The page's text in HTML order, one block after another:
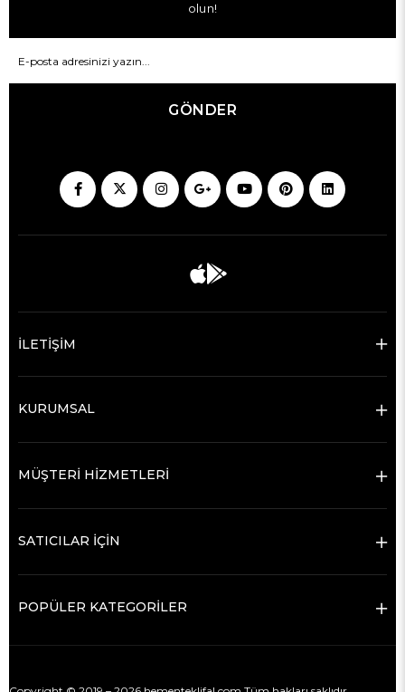
olun!
GÖNDER
İLETİŞİM
KURUMSAL
MÜŞTERİ HİZMETLERİ
SATICILAR İÇİN
POPÜLER KATEGORİLER